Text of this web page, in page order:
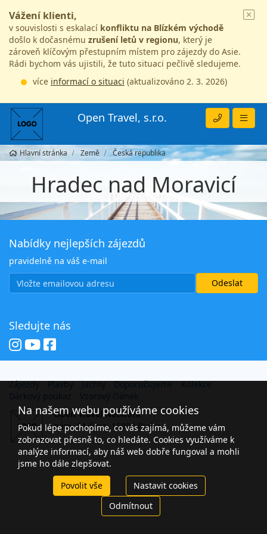
Vážení klienti,
v souvislosti s eskalací konfliktu na Blízkém východě
došlo k dočasnému zrušení letů v regionu, který je
zároveň klíčovým přestupním místem pro zájezdy do Asie.
Rádi bychom vás ujistili, že tuto situaci pečlivě sledujeme.
více informací o situaci (aktualizováno 2. 3. 2026)
Open Travel, s.r.o.
Hlavní stránka Země Česká republika
Hradec nad Moravicí
Nabídky nejlepších zájezdů
pravidelně na váš e-mail
Sledujte nás
Zájezdy Plavby Jachty Doporučujeme
Kolekce
Open Travel Network
nám. 14 října, 15000 Praha
Na našem webu používáme cookies
Pokud lépe pochopíme, co vás zajímá, můžeme vám
zobrazovat přesně to, co hledáte. Cookies využíváme k
analýze informací, aby náš web dobře fungoval a mohli
jsme ho dále zlepšovat.
Povolit vše
Nastavit cookies
Odmítnout